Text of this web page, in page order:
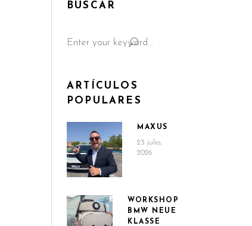
BUSCAR
for:
ARTÍCULOS
POPULARES
MAXUS
23 julio,
2026
WORKSHOP
BMW NEUE
KLASSE